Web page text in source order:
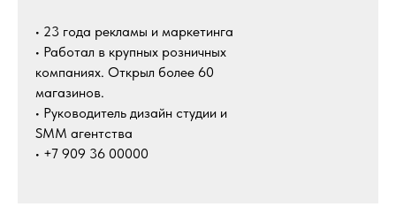
• 23 года рекламы и маркетинга
• Работал в крупных розничных
компаниях. Открыл более 60
магазинов.
• Руководитель дизайн студии и
SMM агентства
• +7 909 36 00000